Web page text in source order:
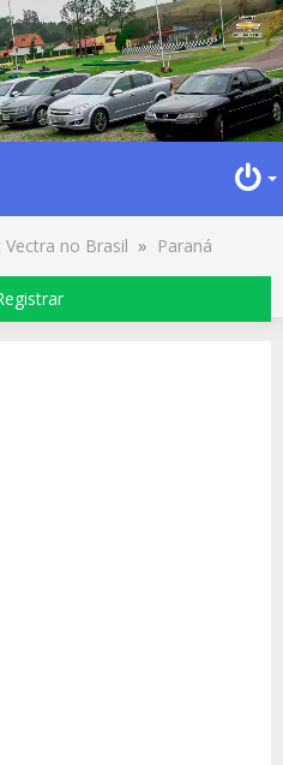
no Brasil » Paraná